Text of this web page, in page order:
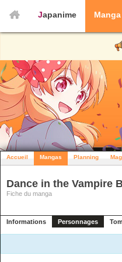
Japanime Manga
Accueil Mangas Planning
Dance in the Vampire
Fiche du manga
Informations Personnages